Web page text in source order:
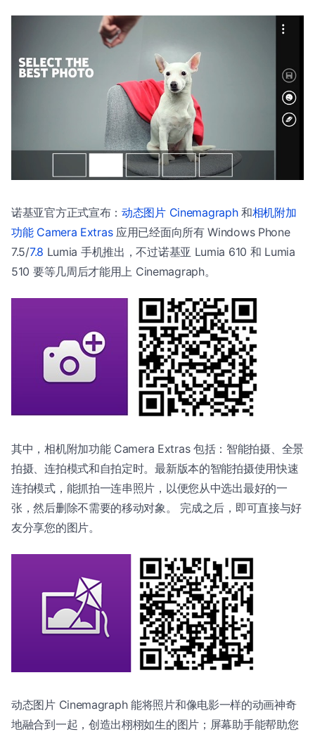
诺基亚官方正式宣布：动态图片 Cinemagraph和相机附加
功能 Camera Extras应用已经面向所有 Windows Phone
7.5/7.8 Lumia 手机推出，不过诺基亚 Lumia 610 和 Lumia
510 要等几周后才能用上 Cinemagraph。
其中，相机附加功能 Camera Extras 包括：智能拍摄、全景
拍摄、连拍模式和自拍定时。最新版本的智能拍摄使用快速
连拍模式，能抓拍一连串照片，以便您从中选出最好的一
张，然后删除不需要的移动对象。 完成之后，即可直接与好
友分享您的图片。
动态图片 Cinemagraph 能将照片和像电影一样的动画神奇
地融合到一起，创造出栩栩如生的图片；屏幕助手能帮助您